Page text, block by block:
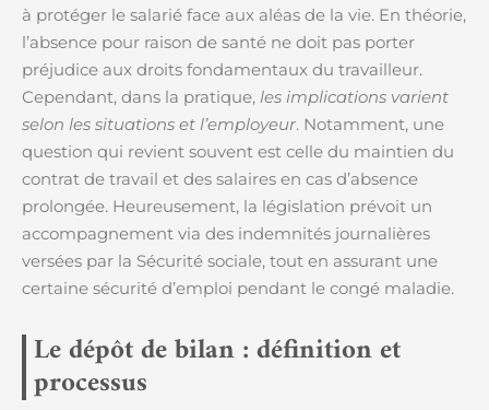
à protéger le salarié face aux aléas de la vie. En théorie,
l’absence pour raison de santé ne doit pas porter
préjudice aux droits fondamentaux du travailleur.
Cependant, dans la pratique, les implications varient
selon les situations et l’employeur. Notamment, une
question qui revient souvent est celle du maintien du
contrat de travail et des salaires en cas d’absence
prolongée. Heureusement, la législation prévoit un
accompagnement via des indemnités journalières
versées par la Sécurité sociale, tout en assurant une
certaine sécurité d’emploi pendant le congé maladie.
Le dépôt de bilan : définition et
processus